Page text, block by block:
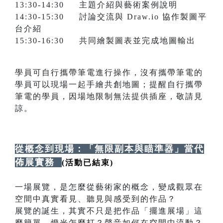
13:30-14:30 主題介紹與藝術案例說明
14:30-15:30 討論交流與 Draw.io 協作製圖平
台介紹
15:30-16:30 共同繪製圖表並完成地圖輸出
學員可自行攜帶筆電進行操作，沒有攜帶筆電的
學員可以現場一起手繪共創地圖；提醒自行攜帶
筆電的學員，因場地限制無法提供插座，敬請見
諒。
從概念到現場：「無限副本與瞄準器」當代
佈展實務
(活動已結束)
一場展覽，是怎麼從藝術家的概念，變成觀眾在
空間中真實看見、聽見與感受到的作品？
展覽的誕生，其實不只是把作品「擺進展場」這